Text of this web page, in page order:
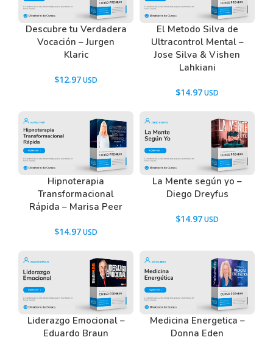
= Elevar tu Inteligencia Emocional.
= Dominar las conversaciones que tienes contigo
mismo para el bienestar.
= Practicar la dieta mental para sentirte feliz y
= Encontrar la motivación dentro de ti.
= Entender cómo se forman y cambian las
= Cambiar tu concepto de ti mismo.
= Tomar el control de tu mente y tus emociones.
Tenemos un listado de todas las preguntas que
hacen nuestros usuarios antes de comprar y
Ir a las
Preguntas Frecuentes, o también puedes
contactarnos usando el Chat.
Descubre tu Verdadera
Vocación – Jurgen
Klaric
$12.97
El Metodo Silva de
Ultracontrol Mental –
Jose Silva & Vishen
Lahkiani
$14.97
Hipnoterapia
Transformacional
Rápida – Marisa Peer
$14.97
La Mente según yo –
Diego Dreyfus
$14.97
Liderazgo Emocional –
Eduardo Braun
Medicina Energetica –
Donna Eden